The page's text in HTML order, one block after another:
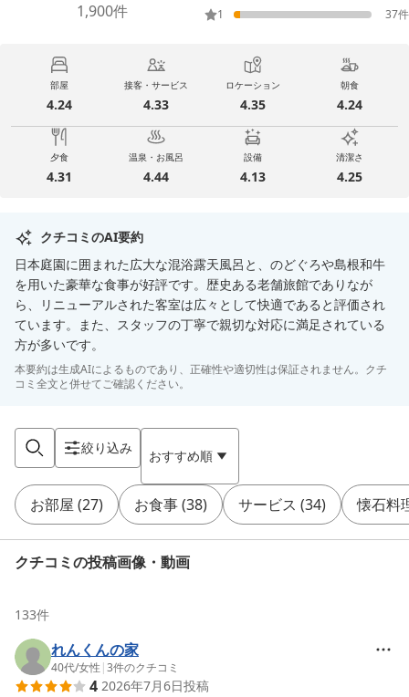
1,900件
1
37件
部屋
4.24
接客・サービス
4.33
ロケーション
4.35
朝食
4.24
夕食
4.31
温泉・お風呂
4.44
設備
4.13
清潔さ
4.25
クチコミのAI要約
日本庭園に囲まれた広大な混浴露天風呂と、のどぐろや島根和牛
を用いた豪華な食事が好評です。歴史ある老舗旅館でありなが
ら、リニューアルされた客室は広々として快適であると評価され
ています。また、スタッフの丁寧で親切な対応に満足されている
方が多いです。
本要約は生成AIによるものであり、正確性や適切性は保証されません。クチ
コミ全文と併せてご確認ください。
絞り込み おすすめ順
お部屋 (27) お食事(38) サービス (34) 懐石料
クチコミの投稿画像・動画
133件
れんくんの家
40代/女性 |3件のクチコミ
4 2026年7月6日投稿